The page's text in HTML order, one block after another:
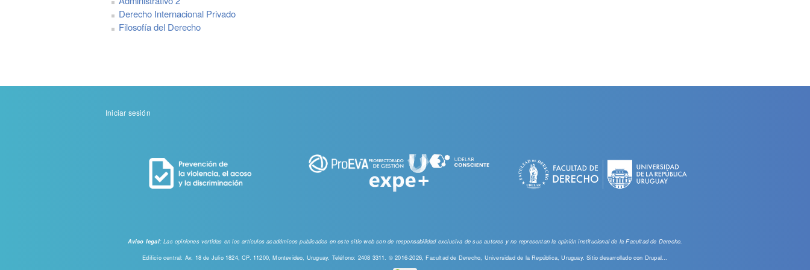
Derecho Internacional Privado
Filosofía del Derecho
Menu
Iniciar sesión
Aviso legal: Las opiniones vertidas en los artículos académicos publicados en este sitio web son de responsabilidad exclusiva de sus autores y no representan la opinión institucional de la Facultad de Derecho.
Edificio central: Av. 18 de Julio 1824, CP. 11200, Montevideo, Uruguay. Teléfono: 2408 3311. © 2016-2026, Facultad de Derecho, Universidad de la República, Uruguay. Sitio desarrollado con Drupal...